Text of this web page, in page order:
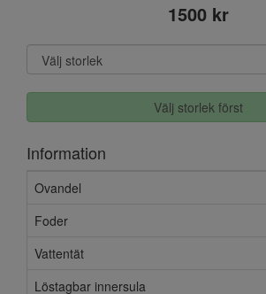
1500 kr
Välj storlek först
Information
Ovandel
Foder
Vattentät
Löstagbar innersula